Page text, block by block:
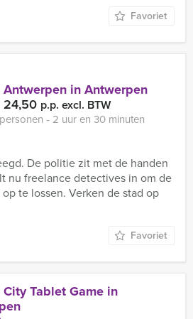
Favoriet
in Antwerpen
p.p. excl. BTW
‐ 2 uur en 30 minuten
De politie zit met de handen
nu freelance detectives in om de
te lossen. Verken de stad op
Favoriet
City Tablet Game in